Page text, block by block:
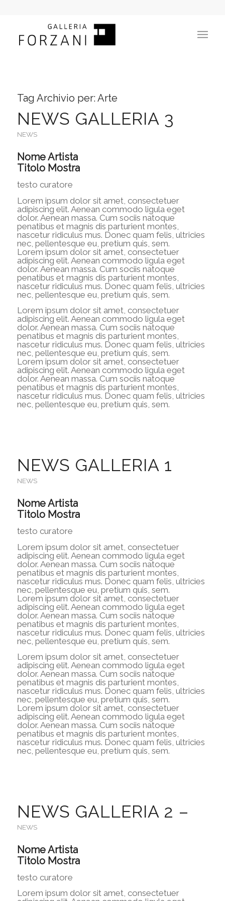
Tag Archivio per: Arte
NEWS GALLERIA 3
NEWS
Nome Artista
Titolo Mostra
testo curatore
Lorem ipsum dolor sit amet, consectetuer
adipiscing elit. Aenean commodo ligula eget
dolor. Aenean massa. Cum sociis natoque
penatibus et magnis dis parturient montes,
nascetur ridiculus mus. Donec quam felis, ultricies
nec, pellentesque eu, pretium quis, sem.
Lorem ipsum dolor sit amet, consectetuer
adipiscing elit. Aenean commodo ligula eget
dolor. Aenean massa. Cum sociis natoque
penatibus et magnis dis parturient montes,
nascetur ridiculus mus. Donec quam felis, ultricies
nec, pellentesque eu, pretium quis, sem.
Lorem ipsum dolor sit amet, consectetuer
adipiscing elit. Aenean commodo ligula eget
dolor. Aenean massa. Cum sociis natoque
penatibus et magnis dis parturient montes,
nascetur ridiculus mus. Donec quam felis, ultricies
nec, pellentesque eu, pretium quis, sem.
Lorem ipsum dolor sit amet, consectetuer
adipiscing elit. Aenean commodo ligula eget
dolor. Aenean massa. Cum sociis natoque
penatibus et magnis dis parturient montes,
nascetur ridiculus mus. Donec quam felis, ultricies
nec, pellentesque eu, pretium quis, sem.
NEWS GALLERIA 1
NEWS
Nome Artista
Titolo Mostra
testo curatore
Lorem ipsum dolor sit amet, consectetuer
adipiscing elit. Aenean commodo ligula eget
dolor. Aenean massa. Cum sociis natoque
penatibus et magnis dis parturient montes,
nascetur ridiculus mus. Donec quam felis, ultricies
nec, pellentesque eu, pretium quis, sem.
Lorem ipsum dolor sit amet, consectetuer
adipiscing elit. Aenean commodo ligula eget
dolor. Aenean massa. Cum sociis natoque
penatibus et magnis dis parturient montes,
nascetur ridiculus mus. Donec quam felis, ultricies
nec, pellentesque eu, pretium quis, sem.
Lorem ipsum dolor sit amet, consectetuer
adipiscing elit. Aenean commodo ligula eget
dolor. Aenean massa. Cum sociis natoque
penatibus et magnis dis parturient montes,
nascetur ridiculus mus. Donec quam felis, ultricies
nec, pellentesque eu, pretium quis, sem.
Lorem ipsum dolor sit amet, consectetuer
adipiscing elit. Aenean commodo ligula eget
dolor. Aenean massa. Cum sociis natoque
penatibus et magnis dis parturient montes,
nascetur ridiculus mus. Donec quam felis, ultricies
nec, pellentesque eu, pretium quis, sem.
NEWS GALLERIA 2 –
NEWS
Nome Artista
Titolo Mostra
testo curatore
Lorem ipsum dolor sit amet, consectetuer